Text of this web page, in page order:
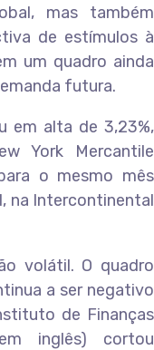
mas também
de estímulos à
um quadro ainda
futura.
em alta de 3,23%,
York Mercantile
o mesmo mês
na Intercontinental
volátil. O quadro
a ser negativo
de Finanças
inglês) cortou